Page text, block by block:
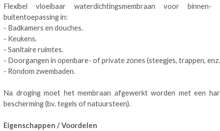
Flexibel vloeibaar waterdichtingsmembraan voor binnen-
buitentoepassing in:
- Badkamers en douches.
- Keukens.
- Sanitaire ruimtes.
- Doorgangen in openbare- of private zones (steegjes, trappen,
- Rondom zwembaden.
Na droging moet het membraan afgewerkt worden met een
bescherming (bv. tegels of natuursteen).
Eigenschappen / Voordelen